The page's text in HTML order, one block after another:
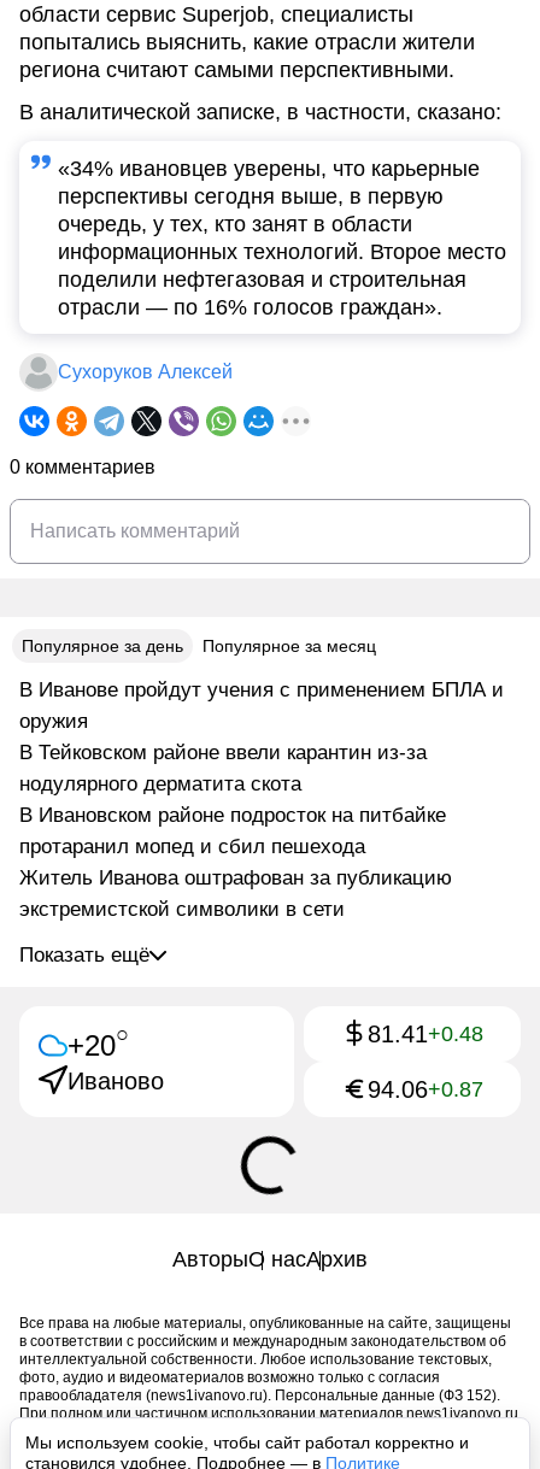
Мы используем cookie, чтобы сайт работал корректно и
становился удобнее. Подробнее — в Политике
области сервис Superjob, специалисты
попытались выяснить, какие отрасли жители
региона считают самыми перспективными.
В аналитической записке, в частности, сказано:
«34% ивановцев уверены, что карьерные
перспективы сегодня выше, в первую
очередь, у тех, кто занят в области
информационных технологий. Второе место
поделили нефтегазовая и строительная
отрасли — по 16% голосов граждан».
Сухоруков Алексей
0 комментариев
Популярное за день Популярное за месяц
В Иванове пройдут учения с применением БПЛА и
оружия
В Тейковском районе ввели карантин из-за
нодулярного дерматита скота
В Ивановском районе подросток на питбайке
протаранил мопед и сбил пешехода
Житель Иванова оштрафован за публикацию
экстремистской символики в сети
Показать ещё
+20○
Иваново
81.41+0.48
94.06+0.87
АвторыО насАрхив
Все права на любые материалы, опубликованные на сайте, защищены
в соответствии с российским и международным законодательством об
интеллектуальной собственности. Любое использование текстовых,
фото, аудио и видеоматериалов возможно только с согласия
правообладателя (news1ivanovo.ru). Персональные данные (ФЗ 152).
При полном или частичном использовании материалов news1ivanovo.ru
обязательна. Запрещено для детей. Оригинал текста: